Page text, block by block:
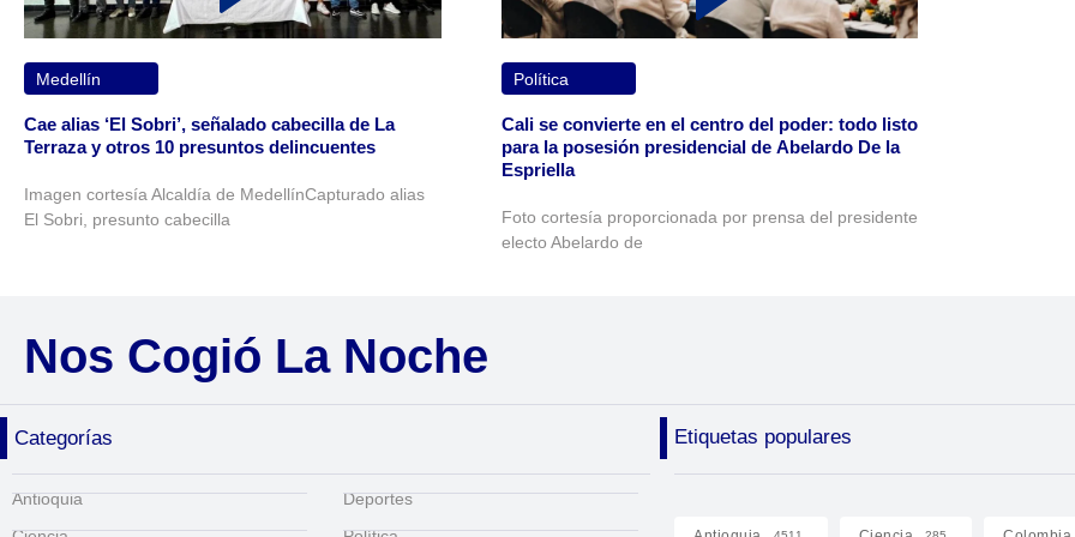
Medellín
Cae alias ‘El Sobri’, señalado cabecilla de La
Terraza y otros 10 presuntos delincuentes
Imagen cortesía Alcaldía de MedellínCapturado alias
El Sobri, presunto cabecilla
Política
Cali se convierte en el centro del poder: todo listo
para la posesión presidencial de Abelardo De la
Espriella
Foto cortesía proporcionada por prensa del presidente
electo Abelardo de
Nos Cogió La Noche
Categorías Etiquetas populares
Antioquia
Deportes